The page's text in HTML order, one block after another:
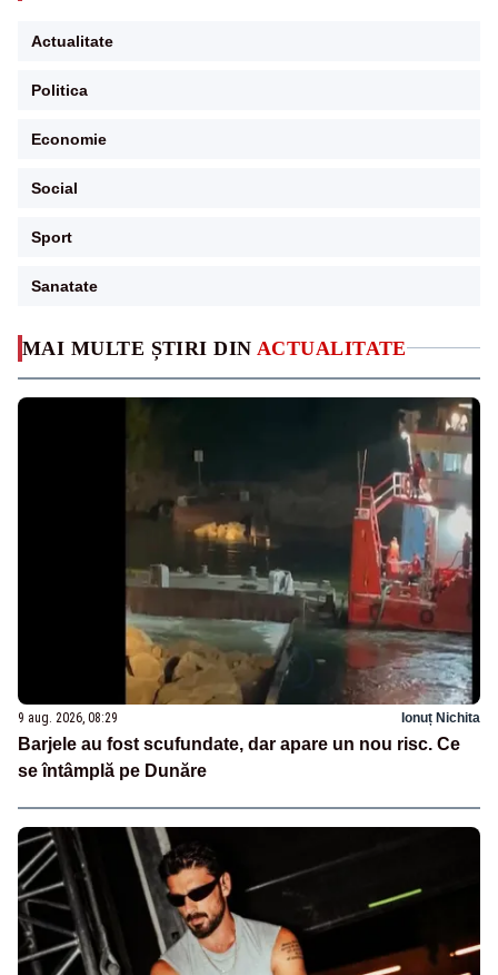
MAI MULTE ȘTIRI DIN ACTUALITATE
9 aug. 2026, 08:29 Ionuț Nichita
Barjele au fost scufundate, dar apare un nou risc. Ce
se întâmplă pe Dunăre
Actualitate
Politica
Economie
Social
Sport
Sanatate